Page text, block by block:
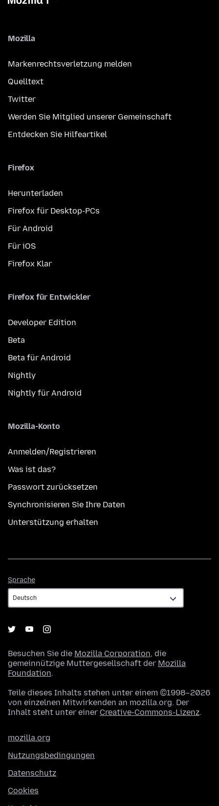
Mozilla
Markenrechtsverletzung melden
Quelltext
Twitter
Werden Sie Mitglied unserer Gemeinschaft
Entdecken Sie Hilfeartikel
Firefox
Herunterladen
Firefox für Desktop-PCs
Für Android
Für iOS
Firefox Klar
Firefox für Entwickler
Developer Edition
Beta
Beta für Android
Nightly
Nightly für Android
Mozilla-Konto
Anmelden/Registrieren
Was ist das?
Passwort zurücksetzen
Synchronisieren Sie Ihre Daten
Unterstützung erhalten
Sprache
Besuchen Sie die Mozilla Corporation, die
gemeinnützige Muttergesellschaft der Mozilla
Foundation.
Teile dieses Inhalts stehen unter einem ©1998–2026
von einzelnen Mitwirkenden an mozilla.org. Der
Inhalt steht unter einer Creative-Commons-Lizenz.
mozilla.org
Nutzungsbedingungen
Datenschutz
Cookies